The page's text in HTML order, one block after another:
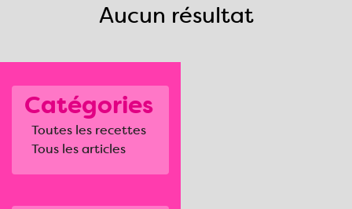
Catégories
Toutes les recettes
Tous les articles
Aucun résultat